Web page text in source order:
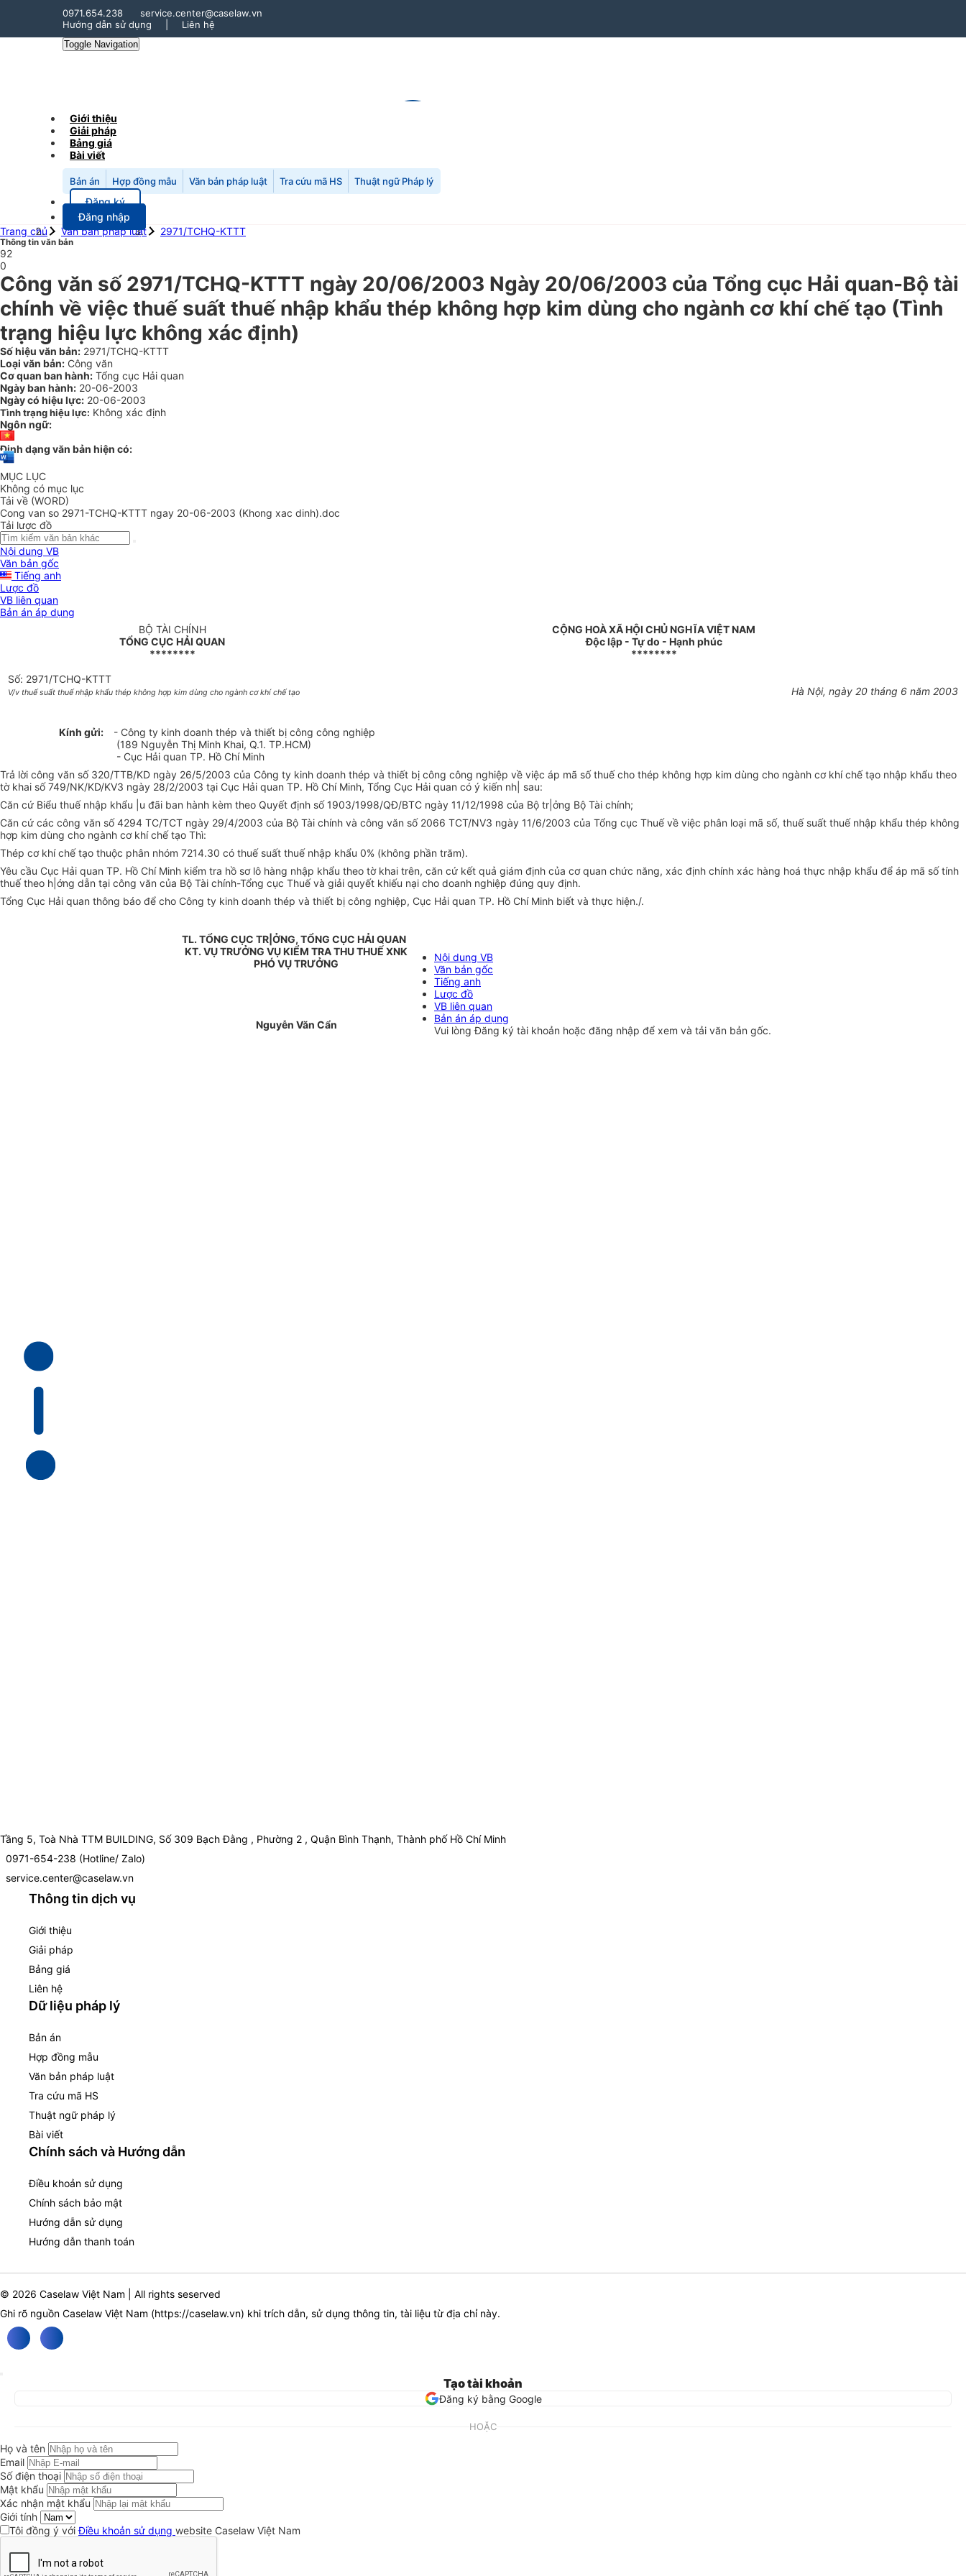
0971.654.238
service.center@caselaw.vn
Hướng dẫn sử dụng
Liên hệ
Toggle Navigation
Giới thiệu
Giải pháp
Bảng giá
Bài viết
Bản án Hợp đồng mẫu Văn bản pháp luật Tra cứu mã HS Thuật ngữ Pháp lý
Đăng ký
Đăng nhập
Trang chủ
Văn bản pháp luật 2971/TCHQ-KTTT
Thông tin văn bản
92
0
Công văn số 2971/TCHQ-KTTT ngày 20/06/2003 Ngày 20/06/2003 của Tổng cục Hải quan-Bộ tài
chính về việc thuế suất thuế nhập khẩu thép không hợp kim dùng cho ngành cơ khí chế tạo (Tình
trạng hiệu lực không xác định)
Số hiệu văn bản: 2971/TCHQ-KTTT
Loại văn bản: Công văn
Cơ quan ban hành: Tổng cục Hải quan
Ngày ban hành: 20-06-2003
Ngày có hiệu lực: 20-06-2003
Tình trạng hiệu lực: Không xác định
Ngôn ngữ:
Định dạng văn bản hiện có:
MỤC LỤC
Không có mục lục
Tải về (WORD)
Cong van so 2971-TCHQ-KTTT ngay 20-06-2003 (Khong xac dinh).doc
Tải lược đồ
Nội dung VB
Văn bản gốc
Tiếng anh
Lược đồ
VB liên quan
Bản án áp dụng
BỘ TÀI CHÍNH
TỔNG CỤC HẢI QUAN
********
CỘNG HOÀ XÃ HỘI CHỦ NGHĨA VIỆT NAM
Độc lập - Tự do - Hạnh phúc
********
Số: 2971/TCHQ-KTTT
V/v thuế suất thuế nhập khẩu thép không hợp kim dùng cho ngành cơ khí chế tạo Hà Nội, ngày 20 tháng 6 năm 2003
Kính gửi:
- Công ty kinh doanh thép và thiết bị công công nghiệp
(189 Nguyễn Thị Minh Khai, Q.1. TP.HCM)
- Cục Hải quan TP. Hồ Chí Minh
Trả lời công văn số 320/TTB/KD ngày 26/5/2003 của Công ty kinh doanh thép và thiết bị công công nghiệp về việc áp mã số thuế cho thép không hợp kim dùng cho ngành cơ khí chế tạo nhập khẩu theo
tờ khai số 749/NK/KD/KV3 ngày 28/2/2003 tại Cục Hải quan TP. Hồ Chí Minh, Tổng Cục Hải quan có ý kiến nh| sau:
Căn cứ Biểu thuế nhập khẩu |u đãi ban hành kèm theo Quyết định số 1903/1998/QĐ/BTC ngày 11/12/1998 của Bộ tr|ởng Bộ Tài chính;
Căn cứ các công văn số 4294 TC/TCT ngày 29/4/2003 của Bộ Tài chính và công văn số 2066 TCT/NV3 ngày 11/6/2003 của Tổng cục Thuế về việc phân loại mã số, thuế suất thuế nhập khẩu thép không
hợp kim dùng cho ngành cơ khí chế tạo Thì:
Thép cơ khí chế tạo thuộc phân nhóm 7214.30 có thuế suất thuế nhập khẩu 0% (không phần trăm).
Yêu cầu Cục Hải quan TP. Hồ Chí Minh kiểm tra hồ sơ lô hàng nhập khẩu theo tờ khai trên, căn cứ kết quả giám định của cơ quan chức năng, xác định chính xác hàng hoá thực nhập khẩu để áp mã số tính
thuế theo h|ớng dẫn tại công văn của Bộ Tài chính-Tổng cục Thuế và giải quyết khiếu nại cho doanh nghiệp đúng quy định.
Tổng Cục Hải quan thông báo để cho Công ty kinh doanh thép và thiết bị công nghiệp, Cục Hải quan TP. Hồ Chí Minh biết và thực hiện./.
TL. TỔNG CỤC TR|ỞNG, TỔNG CỤC HẢI QUAN
KT. VỤ TRƯỞNG VỤ KIỂM TRA THU THUẾ XNK
PHÓ VỤ TRƯỞNG
Nguyễn Văn Cẩn
Nội dung VB
Văn bản gốc
Tiếng anh
Lược đồ
VB liên quan
Bản án áp dụng
Vui lòngĐăng ký tài khoản hoặc đăng nhập để xem và tải văn bản gốc.
Tầng 5, Toà Nhà TTM BUILDING, Số 309 Bạch Đằng , Phường 2 , Quận Bình Thạnh, Thành phố Hồ Chí Minh
0971-654-238 (Hotline/ Zalo)
service.center@caselaw.vn
Thông tin dịch vụ
Giới thiệu
Giải pháp
Bảng giá
Liên hệ
Dữ liệu pháp lý
Bản án
Hợp đồng mẫu
Văn bản pháp luật
Tra cứu mã HS
Thuật ngữ pháp lý
Bài viết
Chính sách và Hướng dẫn
Điều khoản sử dụng
Chính sách bảo mật
Hướng dẫn sử dụng
Hướng dẫn thanh toán
© 2026 Caselaw Việt Nam | All rights seserved
Ghi rõ nguồn Caselaw Việt Nam (https://caselaw.vn) khi trích dẫn, sử dụng thông tin, tài liệu từ địa chỉ này.
Tạo tài khoản
Đăng ký bằng Google
HOẶC
Họ và tên
Email
Số điện thoại
Mật khẩu
Xác nhận mật khẩu
Giới tính
Tôi đồng ý vớiĐiều khoản sử dụng website Caselaw Việt Nam